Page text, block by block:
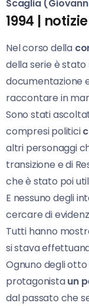
Scaglia
1994 |
Nel corso della
della serie è
documentazione
raccontare in
Sono stati
compresi politici
altri personaggi
transizione e di
che è stato poi
E nessuno degli
cercare di
Tutti hanno
si stava
Ognuno degli
protagonistaun
dal passato che